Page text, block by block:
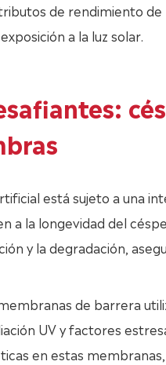
de rendimiento
a la luz solar.
está sujeto a una
a la longevidad del
y la degradación,
de barrera
UV y factores
en estas